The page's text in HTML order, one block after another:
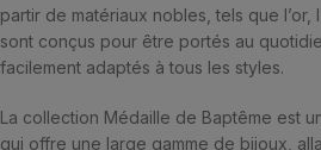
partir de matériaux nobles, tels que l’or,
sont conçus pour être portés au
facilement adaptés à tous les styles.
La collection Médaille de Baptême est
qui offre une large gamme de bijoux,